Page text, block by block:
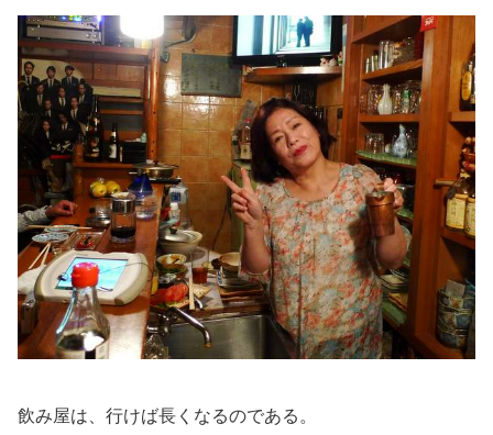
飲み屋は、行けば長くなるのである。